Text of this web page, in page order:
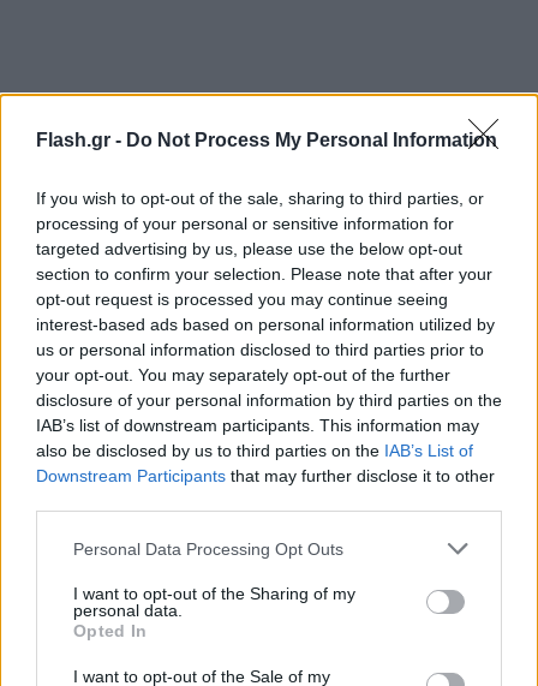
Flash.gr - Do Not Process My Personal Information
If you wish to opt-out of the sale, sharing to third parties, or
processing of your personal or sensitive information for
targeted advertising by us, please use the below opt-out
section to confirm your selection. Please note that after your
opt-out request is processed you may continue seeing
interest-based ads based on personal information utilized by
us or personal information disclosed to third parties prior to
your opt-out. You may separately opt-out of the further
disclosure of your personal information by third parties on the
IAB’s list of downstream participants. This information may
also be disclosed by us to third parties on the IAB’s List of
Downstream Participants that may further disclose it to other
Please note that this website/app uses one or more Google
not limited to your visit or usage behaviour. You may click to
grant or deny consent to Google and its third-party tags to
use your data for below specified purposes in below Google
consent section.
Personal Data Processing Opt Outs
I want to opt-out of the Sharing of my
personal data.
Opted In
I want to opt-out of the Sale of my
FLASH FOCUS